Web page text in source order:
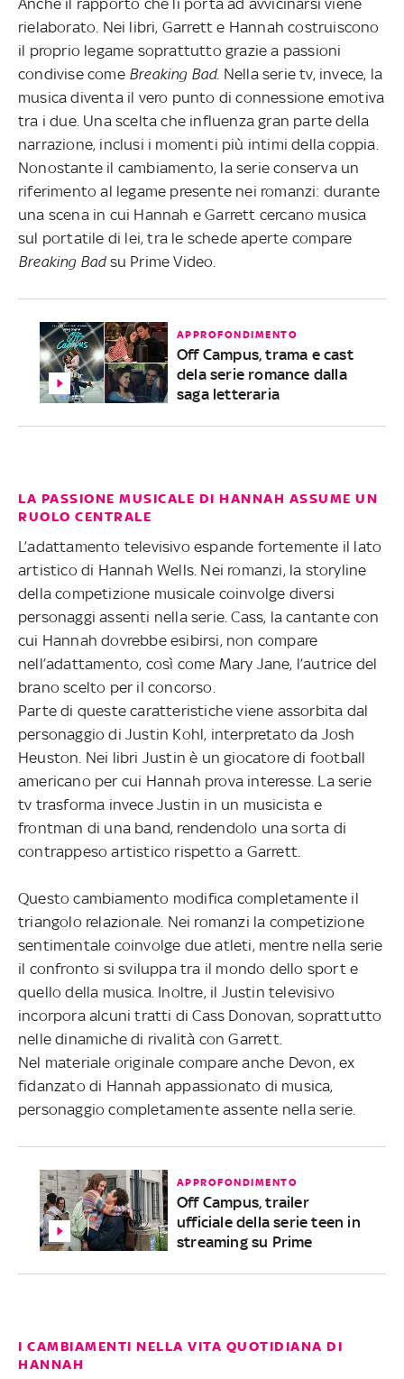
rielaborato. Nei libri, Garrett e Hannah costruiscono
il proprio legame soprattutto grazie a passioni
condivise come Breaking Bad. Nella serie tv, invece, la
musica diventa il vero punto di connessione emotiva
tra i due. Una scelta che influenza gran parte della
narrazione, inclusi i momenti più intimi della coppia.
Nonostante il cambiamento, la serie conserva un
riferimento al legame presente nei romanzi: durante
una scena in cui Hannah e Garrett cercano musica
sul portatile di lei, tra le schede aperte compare
Breaking Badsu Prime Video.
APPROFONDIMENTO
Off Campus, trama e cast
dela serie romance dalla
saga letteraria
LA PASSIONE MUSICALE DI HANNAH ASSUME UN
RUOLO CENTRALE
L’adattamento televisivo espande fortemente il lato
artistico di Hannah Wells. Nei romanzi, la storyline
della competizione musicale coinvolge diversi
personaggi assenti nella serie. Cass, la cantante con
cui Hannah dovrebbe esibirsi, non compare
nell’adattamento, così come Mary Jane, l’autrice del
brano scelto per il concorso.
Parte di queste caratteristiche viene assorbita dal
personaggio di Justin Kohl, interpretato da Josh
Heuston. Nei libri Justin è un giocatore di football
americano per cui Hannah prova interesse. La serie
tv trasforma invece Justin in un musicista e
frontman di una band, rendendolo una sorta di
contrappeso artistico rispetto a Garrett.
Questo cambiamento modifica completamente il
triangolo relazionale. Nei romanzi la competizione
sentimentale coinvolge due atleti, mentre nella serie
il confronto si sviluppa tra il mondo dello sport e
quello della musica. Inoltre, il Justin televisivo
incorpora alcuni tratti di Cass Donovan, soprattutto
nelle dinamiche di rivalità con Garrett.
Nel materiale originale compare anche Devon, ex
fidanzato di Hannah appassionato di musica,
personaggio completamente assente nella serie.
APPROFONDIMENTO
Off Campus, trailer
ufficiale della serie teen in
streaming su Prime
I CAMBIAMENTI NELLA VITA QUOTIDIANA DI
HANNAH